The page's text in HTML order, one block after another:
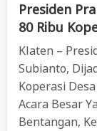
Presiden
80 Ribu
Klaten –
Subianto,
Koperasi
Acara Besar
Bentangan,